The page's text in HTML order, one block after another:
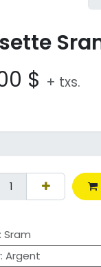
$ + txs.
: Sram
: Argent